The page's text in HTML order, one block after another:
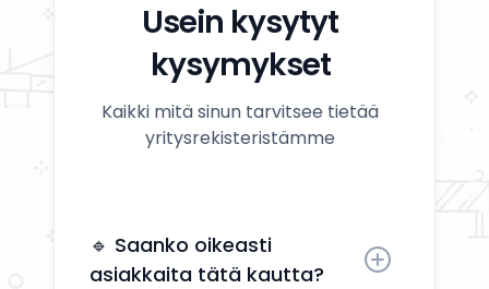
Usein kysytyt
kysymykset
Kaikki mitä sinun tarvitsee tietää
yritysrekisteristämme
🔹 Saanko oikeasti
asiakkaita tätä kautta?